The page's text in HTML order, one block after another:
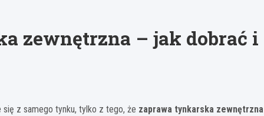
zewnętrzna – jak dobrać i
z samego tynku, tylko z tego, że zaprawa tynkarska zewnętrzna